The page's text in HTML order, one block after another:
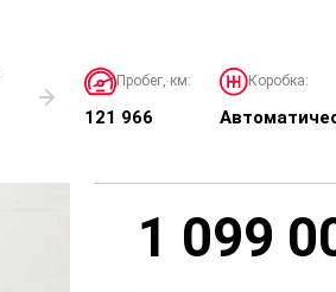
Пробег, км:
121 966
Коробка:
1 099